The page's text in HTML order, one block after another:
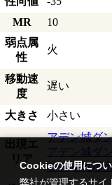
MR
10
弱点属
性
火
移動速
度
遅い
大きさ 小さい
出現エ
リア
アデン城ダ
アデン城ダ
ヤの隠れ場
Cookieの使用につ
弊社が管理するサイ